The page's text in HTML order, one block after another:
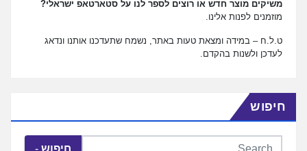
משיקים מוצר חדש או רוצים לספר לנו על סטארטאפ ישראלי?
מוזמנים לפנות אלינו.
ט.ל.ח – במידה ומצאת טעות באתר, נשמח שתעדכנו אותנו ונדאג
לעדכן ולשנות בהקדם.
חיפוש